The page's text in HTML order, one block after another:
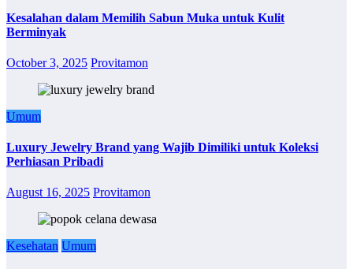
Kesalahan dalam Memilih Sabun Muka untuk Kulit
Berminyak
October 3, 2025 Provitamon
Umum
Luxury Jewelry Brand yang Wajib Dimiliki untuk Koleksi
Perhiasan Pribadi
August 16, 2025 Provitamon
Kesehatan Umum